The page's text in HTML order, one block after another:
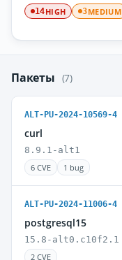
14HIGH 3MEDIUM
Пакеты (7)
ALT-PU-2024-10569-4
curl
8.9.1-alt1
6 CVE
1 bug
ALT-PU-2024-11006-4
postgresql15
15.8-alt0.c10f2.1
2 CVE